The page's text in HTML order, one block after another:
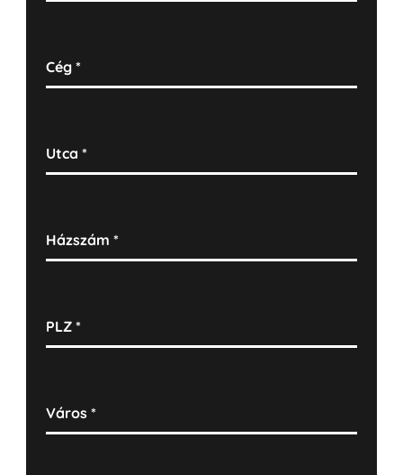
Cég*
Utca*
Házszám*
PLZ*
Város*